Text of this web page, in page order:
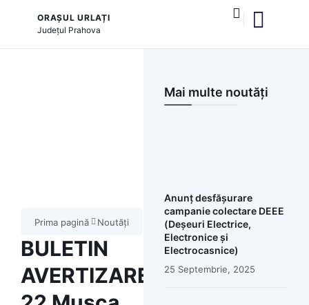
ORAȘUL URLAȚI
Județul Prahova
Prima pagină Noutăți
BULETIN
AVERTIZARE-
Mai multe noutăți
Anunț desfășurare
campanie colectare DEEE
(Deșeuri Electrice,
Electronice și
Electrocasnice)
25 Septembrie, 2025